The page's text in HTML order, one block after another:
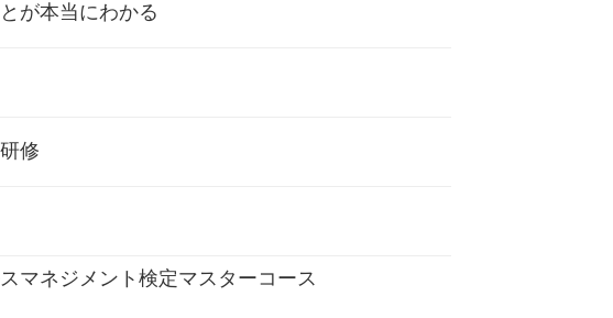
が本当にわかる
修
マネジメント検定マスターコース